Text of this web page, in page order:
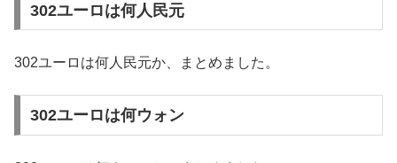
302ユーロは何人民元
302ユーロは何人民元か、まとめました。
302ユーロは何ウォン